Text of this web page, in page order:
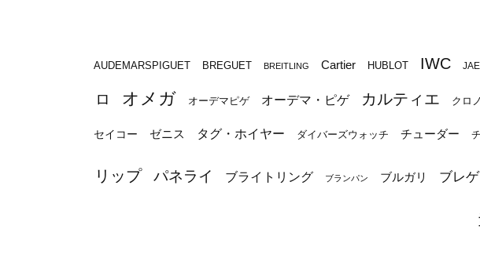
AUDEMARSPIGUET BREGUET BREITLING Cartier HUBLOT IWC
ロ オメガ オーデマピゲ オーデマ・ピゲ カルティエ クロ
セイコー ゼニス タグ・ホイヤー ダイバーズウォッチ チューダー
リップ パネライ ブライトリング ブランパン ブルガリ ブレゲ